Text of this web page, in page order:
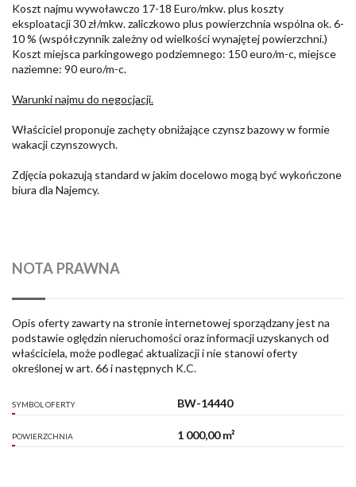
Koszt najmu wywoławczo 17-18 Euro/mkw. plus koszty
eksploatacji 30 zł/mkw. zaliczkowo plus powierzchnia wspólna ok. 6-
10 % (współczynnik zależny od wielkości wynajętej powierzchni.)
Koszt miejsca parkingowego podziemnego: 150 euro/m-c, miejsce
naziemne: 90 euro/m-c.
Warunki najmu do negocjacji.
Właściciel proponuje zachęty obniżające czynsz bazowy w formie
wakacji czynszowych.
Zdjęcia pokazują standard w jakim docelowo mogą być wykończone
biura dla Najemcy.
NOTA PRAWNA
Opis oferty zawarty na stronie internetowej sporządzany jest na
podstawie oględzin nieruchomości oraz informacji uzyskanych od
właściciela, może podlegać aktualizacji i nie stanowi oferty
określonej w art. 66 i następnych K.C.
SYMBOL OFERTY BW-14440
POWIERZCHNIA 1 000,00 m²